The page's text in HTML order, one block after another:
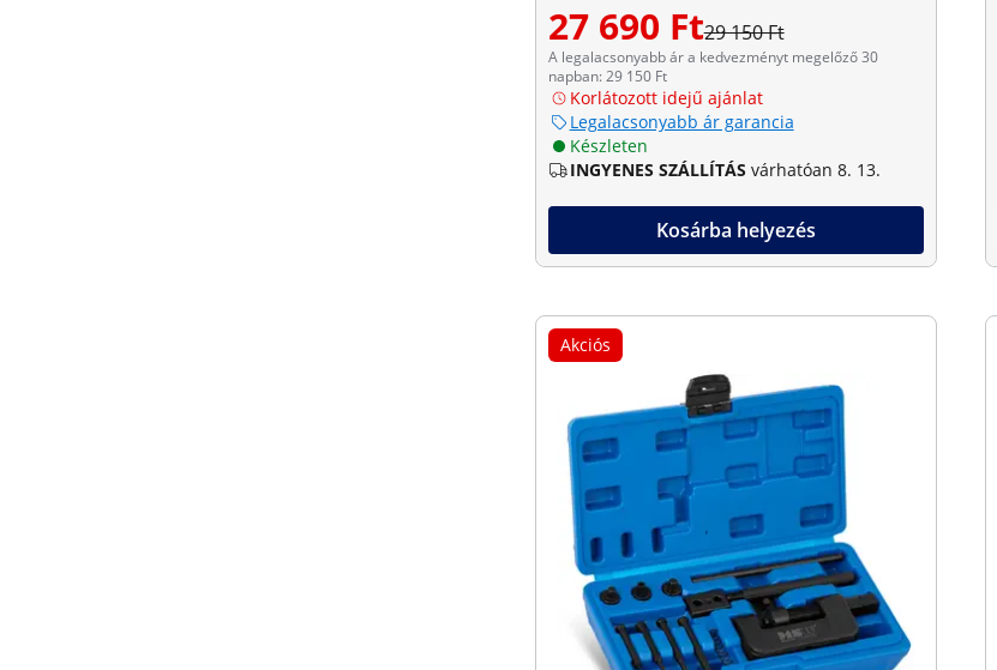
27 690 Ft29 150 Ft
A legalacsonyabb ár a kedvezményt megelőző 30
napban: 29 150 Ft
Korlátozott idejű ajánlat
Legalacsonyabb ár garancia
Készleten
INGYENES SZÁLLÍTÁS várhatóan 8. 13.
Kosárba helyezés
Akciós